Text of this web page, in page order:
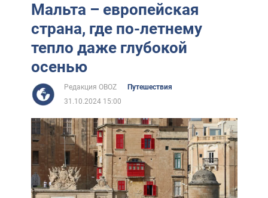
Мальта – европейская
страна, где по-летнему
тепло даже глубокой
осенью
Редакция OBOZ
Путешествия
31.10.2024 15:00